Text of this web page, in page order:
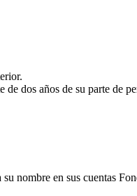
dos años de su parte de
nombre en sus cuentas